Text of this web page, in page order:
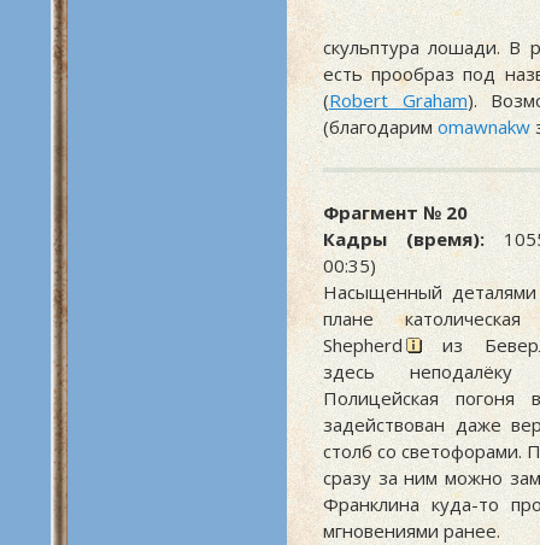
скульптура лошади. В
есть прообраз под
(Robert Graham).
(благодаримomawnakw
Фрагмент № 20
Кадры (время):
00:35)
Насыщенный
плане
Shepherd
из
здесь
Полицейская погоня
задействован даже
столб со светофорами.
сразу за ним можно
Франклина куда-то
мгновениями ранее.